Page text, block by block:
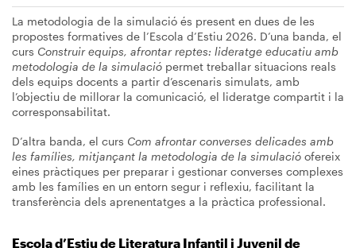
La metodologia de la simulació és present en dues de les
propostes formatives de l’Escola d’Estiu 2026. D’una banda, el
curs Construir equips, afrontar reptes: lideratge educatiu amb
metodologia de la simulació permet treballar situacions reals
dels equips docents a partir d’escenaris simulats, amb
l’objectiu de millorar la comunicació, el lideratge compartit i la
corresponsabilitat.
D’altra banda, el curs Com afrontar converses delicades amb
les famílies, mitjançant la metodologia de la simulació ofereix
eines pràctiques per preparar i gestionar converses complexes
amb les famílies en un entorn segur i reflexiu, facilitant la
transferència dels aprenentatges a la pràctica professional.
Escola d’Estiu de Literatura Infantil i Juvenil de